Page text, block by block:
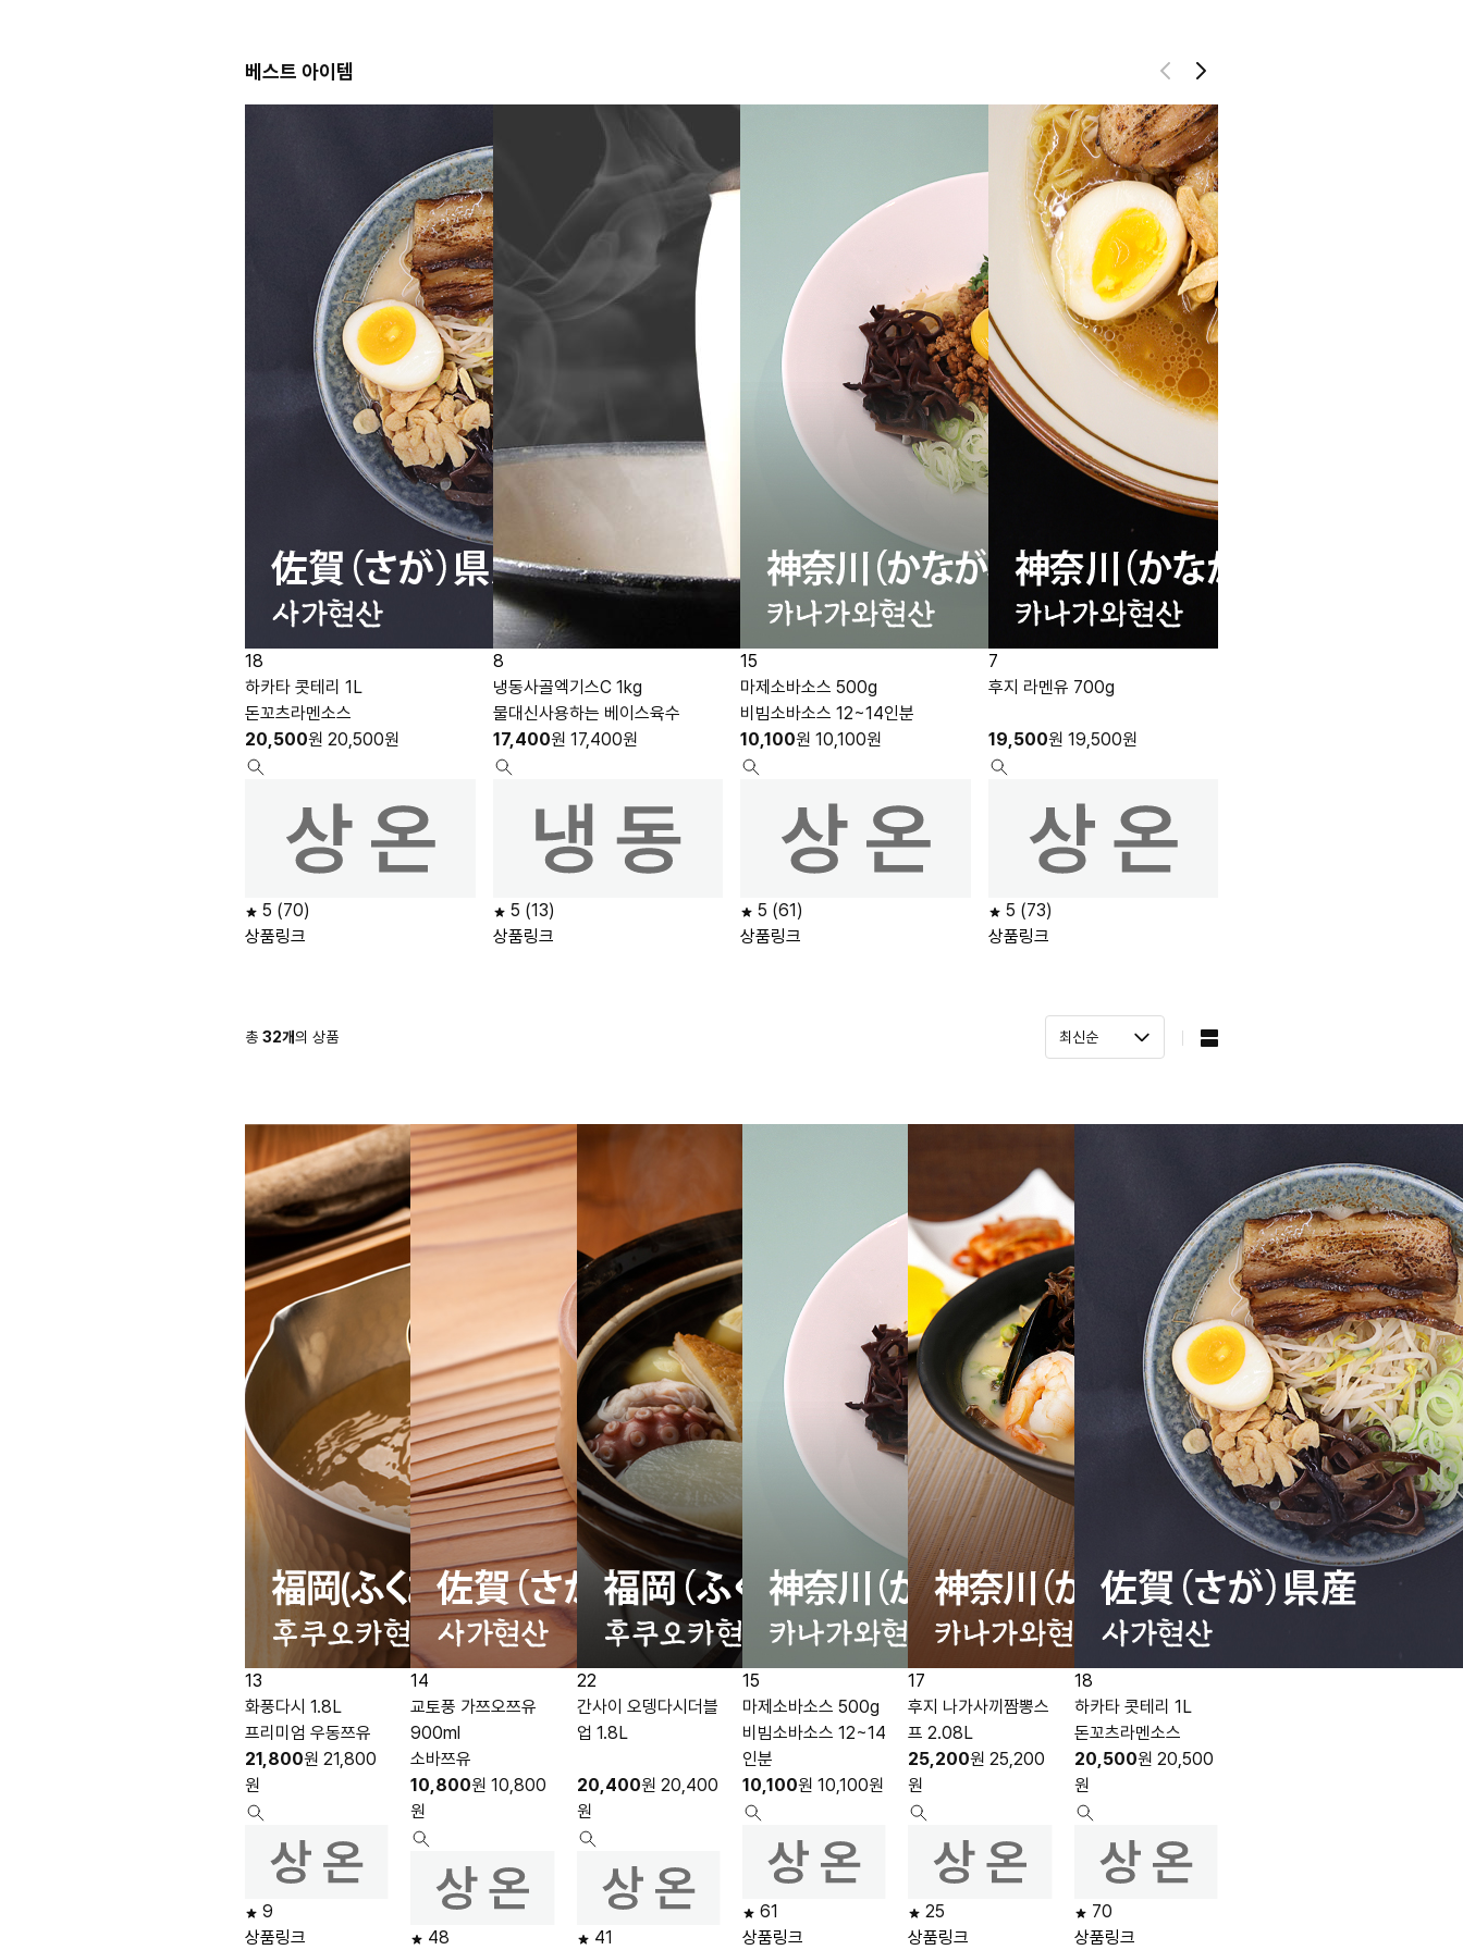
베스트 아이템
18
하카타 콧테리 1L
돈꼬츠라멘소스
20,500원 20,500원
5 (70)
상품링크
8
냉동사골엑기스C 1kg
물대신사용하는 베이스육수
17,400원 17,400원
5 (13)
상품링크
15
마제소바소스 500g
비빔소바소스 12~14인분
10,100원 10,100원
5 (61)
상품링크
7
후지 라멘유 700g
19,500원 19,500원
5 (73)
상품링크
총 32개의 상품
13
화풍다시 1.8L
프리미엄 우동쯔유
21,800원 21,800
원
9
상품링크
14
교토풍 가쯔오쯔유
900ml
소바쯔유
10,800원 10,800
원
48
22
간사이 오뎅다시더블
업 1.8L
20,400원 20,400
원
41
15
마제소바소스 500g
비빔소바소스 12~14
인분
10,100원 10,100원
61
상품링크
17
후지 나가사끼짬뽕스
프 2.08L
25,200원 25,200
원
25
상품링크
18
하카타 콧테리 1L
돈꼬츠라멘소스
20,500원 20,500
원
70
상품링크